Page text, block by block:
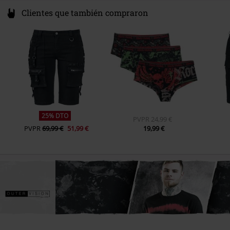
Clientes que también compraron
25% DTO
PVPR69,99 € 51,99 €
PVPR 24,99 €
19,99 €